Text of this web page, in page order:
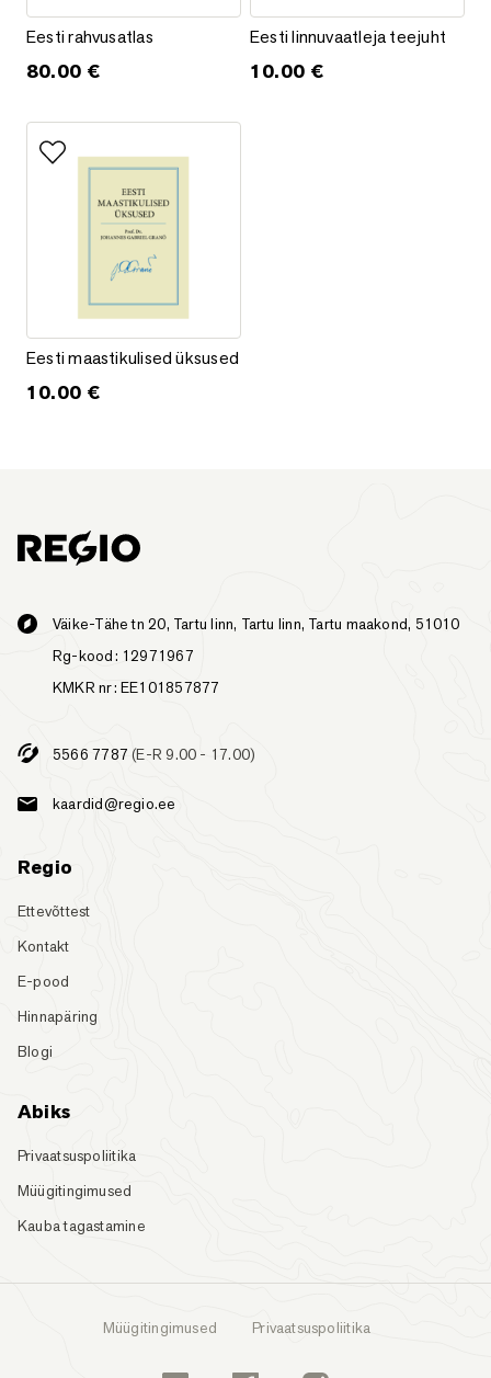
Eesti rahvusatlas
Eesti rahvusatlas
80.00 €
Eesti linnuvaatleja teejuht
Eesti linnuvaatleja teejuht
10.00 €
Lisa lemmikutesse
Eesti maastikulised üksused
Eesti maastikulised üksused
10.00 €
Väike-Tähe tn 20, Tartu linn, Tartu linn, Tartu maakond, 51010
Rg-kood: 12971967
KMKR nr: EE101857877
5566 7787 (E-R 9.00 - 17.00)
kaardid@regio.ee
Regio
Ettevõttest
Kontakt
E-pood
Hinnapäring
Blogi
Abiks
Privaatsuspoliitika
Müügitingimused
Kauba tagastamine
Müügitingimused Privaatsuspoliitika